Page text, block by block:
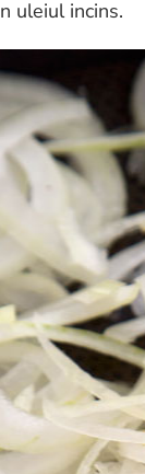
uleiul incins.